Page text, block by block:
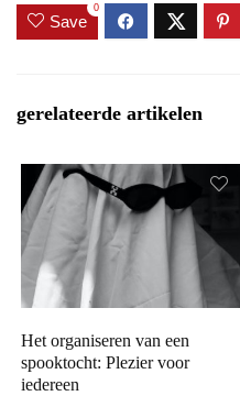
Save
0
gerelateerde artikelen
Het organiseren van een
spooktocht: Plezier voor
iedereen